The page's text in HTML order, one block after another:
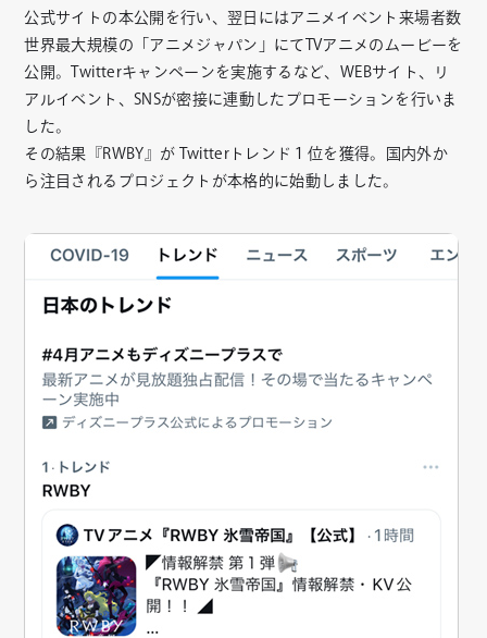
公式サイトの本公開を行い、翌日にはアニメイベント来場者数
世界最大規模の「アニメジャパン」にてTVアニメのムービーを
公開。Twitterキャンペーンを実施するなど、WEBサイト、リ
アルイベント、SNSが密接に連動したプロモーションを行いま
した。
その結果『RWBY』が Twitterトレンド１位を獲得。国内外か
ら注目されるプロジェクトが本格的に始動しました。